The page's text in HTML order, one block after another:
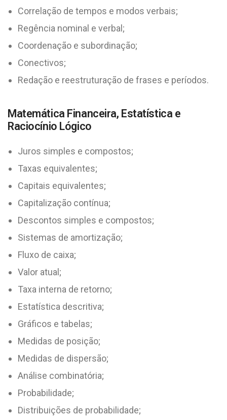
Correlação de tempos e modos verbais;
Regência nominal e verbal;
Coordenação e subordinação;
Conectivos;
Redação e reestruturação de frases e períodos.
Matemática Financeira, Estatística e
Raciocínio Lógico
Juros simples e compostos;
Taxas equivalentes;
Capitais equivalentes;
Capitalização contínua;
Descontos simples e compostos;
Sistemas de amortização;
Fluxo de caixa;
Valor atual;
Taxa interna de retorno;
Estatística descritiva;
Gráficos e tabelas;
Medidas de posição;
Medidas de dispersão;
Análise combinatória;
Probabilidade;
Distribuições de probabilidade;